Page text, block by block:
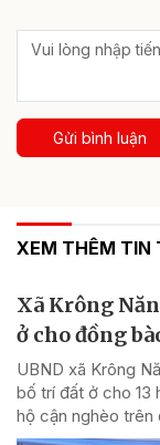
Gửi bình luận
XEM THÊM TIN
Xã Krông
ở cho đồng
UBND xã Krông
bố trí đất ở cho 13
hộ cận nghèo trên